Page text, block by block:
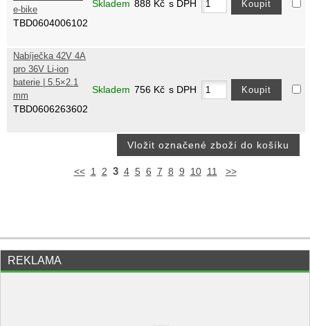
e-bike
TBD0604006102
Skladem 888 Kč s DPH
Nabíječka 42V 4A
pro 36V Li-ion
baterie | 5.5×2.1
mm
TBD0606263602
Skladem 756 Kč s DPH
<< 1 2 3 4 5 6 7 8 9 10 11 >>
REKLAMA